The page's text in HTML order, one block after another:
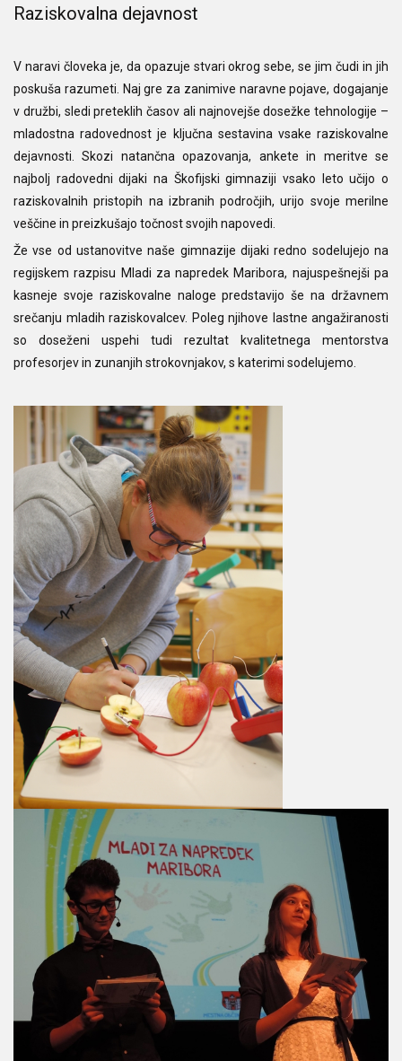
Raziskovalna dejavnost
V naravi človeka je, da opazuje stvari okrog sebe, se jim čudi in jih
poskuša razumeti. Naj gre za zanimive naravne pojave, dogajanje
v družbi, sledi preteklih časov ali najnovejše dosežke tehnologije –
mladostna radovednost je ključna sestavina vsake raziskovalne
dejavnosti. Skozi natančna opazovanja, ankete in meritve se
najbolj radovedni dijaki na Škofijski gimnaziji vsako leto učijo o
raziskovalnih pristopih na izbranih področjih, urijo svoje merilne
veščine in preizkušajo točnost svojih napovedi.
Že vse od ustanovitve naše gimnazije dijaki redno sodelujejo na
regijskem razpisu Mladi za napredek Maribora, najuspešnejši pa
kasneje svoje raziskovalne naloge predstavijo še na državnem
srečanju mladih raziskovalcev. Poleg njihove lastne angažiranosti
so doseženi uspehi tudi rezultat kvalitetnega mentorstva
profesorjev in zunanjih strokovnjakov, s katerimi sodelujemo.